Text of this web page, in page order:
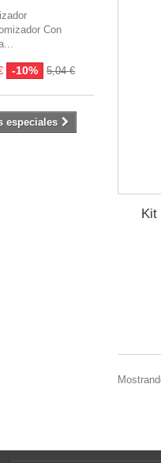
Con
-10% 5,04 €
especiales
Kit